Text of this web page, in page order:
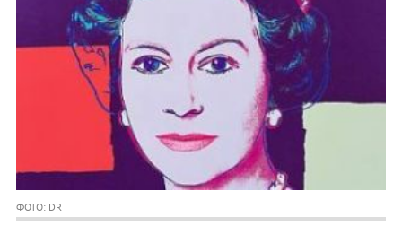
ФОТО: DR